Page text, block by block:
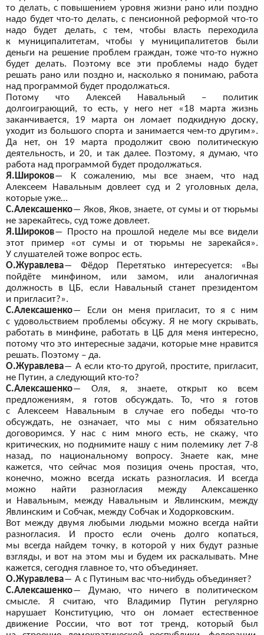
то делать, с повышением уровня жизни рано или поздно
надо будет что-то делать, с пенсионной реформой что-то
надо будет делать, с
тем, чтобы власть переходила
к
муниципалитетам, чтобы у
муниципалитетов были
деньги на решение проблем граждан, тоже что-то нужно
будет делать. Поэтому все эти проблемы надо будет
решать рано или поздно и, насколько я понимаю, работа
над программой будет продолжаться.
Потому что Алексей Навальный – политик
долгоиграющий, то есть, у
него нет «18 марта жизнь
заканчивается, 19 марта он
ломает подкидную доску,
уходит из большого спорта и занимается чем-то другим».
Да
нет, он
19 марта продолжит свою политическую
деятельность, и 20, и так далее. Поэтому, я думаю, что
работа над программой будет продолжаться.
Я.Широков― К сожалению, мы
все знаем, что над
Алексеем Навальным довлеет суд и 2 уголовных дела,
которые уже…
С.Алексашенко― Яков, Яков, знаете, от сумы и от тюрьмы
не зарекайтесь, суд тоже довлеет.
Я.Широков― Просто на прошлой неделе мы все видели
этот пример «от сумы и
от тюрьмы не
зарекайся».
У слушателей тоже вопрос есть.
О.Журавлева―
Фёдор Перетятько интересуется: «Вы
пойдёте минфином, или замом, или аналогичная
должность в
ЦБ, если Навальный станет президентом
и пригласит?».
С.Алексашенко― Если он меня пригласит, то я с
ним
с удовольствием проблемы обсужу. Я не могу скрывать,
работать в минфине, работать в ЦБ для меня интересно,
потому что это интересные задачи, которые мне нравится
решать. Поэтому – да.
О.Журавлева― А если кто-то другой, простите, пригласит,
не Путин, а следующий кто-то?
С.Алексашенко― Оля, я, знаете, открыт ко
всем
предложениям, я
готов обсуждать. То, что я
готов
с
Алексеем Навальным в
случае его победы что-то
обсуждать, не
означает, что мы
с ним обязательно
договоримся. У
нас с ним много есть, не
скажу, что
критических, но поднимите нашу с ним полемику лет 7-8
назад, по
национальному вопросу. Знаете как, мне
кажется, что сейчас моя позиция очень простая, что,
конечно, можно всегда искать разногласия. И
всегда
можно найти разногласия между Алексашенко
и
Навальным, между Навальным и
Явлинским, между
Явлинским и Собчак, между Собчак и Ходорковским.
Вот между двумя любыми людьми можно всегда найти
разногласия. И
просто если очень долго копаться,
мы всегда найдем точку, в которой у них будут разные
взгляды, и вот на этом мы и будем их раскалывать. Мне
кажется, сегодня главное то, что объединяет.
О.Журавлева― А с Путиным вас что-нибудь объединяет?
С.Алексашенко― Думаю, что ничего в
политическом
смысле. Я
считаю, что Владимир Путин регулярно
нарушает Конституцию, что он
ломает естественное
движение России, что вот
тот тренд, который был